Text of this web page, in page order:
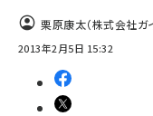
栗原康太（株式会社ガ
2013年2月5日 15:32